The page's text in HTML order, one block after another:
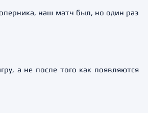
наш матч был, но один раз
а не после того как появляются